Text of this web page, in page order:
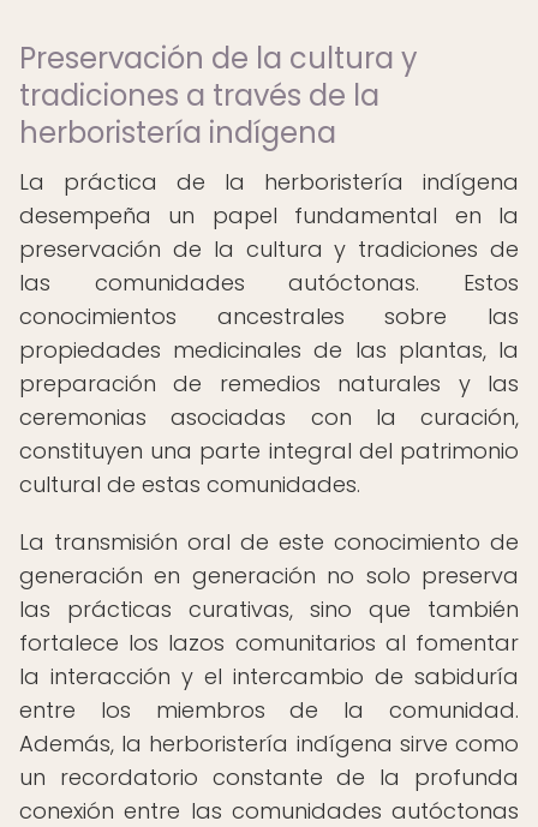
Preservación de la cultura y
tradiciones a través de la
herboristería indígena
La práctica de la herboristería indígena
desempeña un papel fundamental en la
preservación de la cultura y tradiciones de
las comunidades autóctonas. Estos
conocimientos ancestrales sobre las
propiedades medicinales de las plantas, la
preparación de remedios naturales y las
ceremonias asociadas con la curación,
constituyen una parte integral del patrimonio
cultural de estas comunidades.
La transmisión oral de este conocimiento de
generación en generación no solo preserva
las prácticas curativas, sino que también
fortalece los lazos comunitarios al fomentar
la interacción y el intercambio de sabiduría
entre los miembros de la comunidad.
Además, la herboristería indígena sirve como
un recordatorio constante de la profunda
conexión entre las comunidades autóctonas